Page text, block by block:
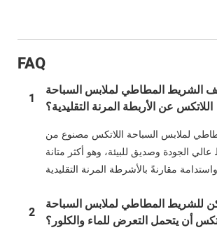
FAQ
1
الشريط المطاطي لملابس السباحة
اللاتكس عن الأربطة المرنة التقليدية؟
لملابس السباحة اللاتكس مصنوع من
الجودة وصديق للبيئة، وهو أكثر متانة
2
للشريط المطاطي لملابس السباحة
أن يتحمل التعرض للماء والكلور؟